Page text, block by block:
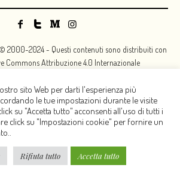
2000-2024 - Questi contenuti sono distribuiti con
Commons Attribuzione 4.0 Internazionale
sito Web per darti l'esperienza più
le tue impostazioni durante le visite
su "Accetta tutto" acconsenti all'uso di tutti i
click su "Impostazioni cookie" per fornire un
Rifiuta tutto Accetta tutto